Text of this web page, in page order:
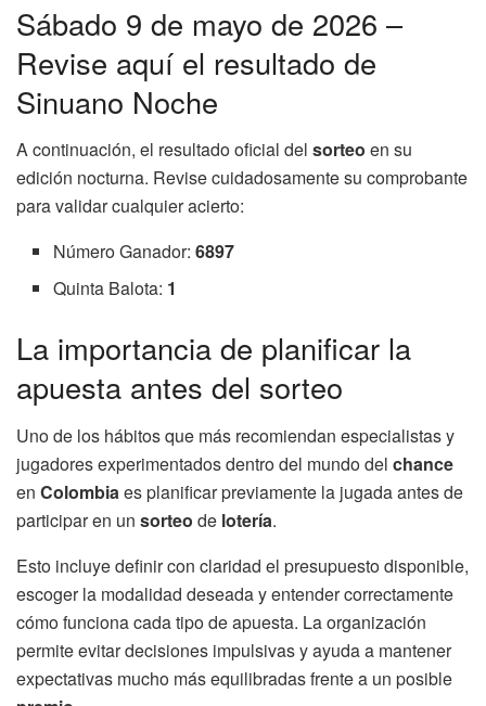
Sábado 9 de mayo de 2026 –
Revise aquí el resultado de
Sinuano Noche
A continuación, el resultado oficial del sorteo en su
edición nocturna. Revise cuidadosamente su comprobante
para validar cualquier acierto:
Número Ganador:6897
Quinta Balota: 1
La importancia de planificar la
apuesta antes del sorteo
Uno de los hábitos que más recomiendan especialistas y
jugadores experimentados dentro del mundo del chance
en Colombiaes planificar previamente la jugada antes de
participar en un sorteo de lotería.
Esto incluye definir con claridad el presupuesto disponible,
escoger la modalidad deseada y entender correctamente
cómo funciona cada tipo de apuesta. La organización
permite evitar decisiones impulsivas y ayuda a mantener
expectativas mucho más equilibradas frente a un posible